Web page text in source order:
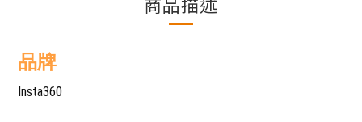
品牌
Insta360